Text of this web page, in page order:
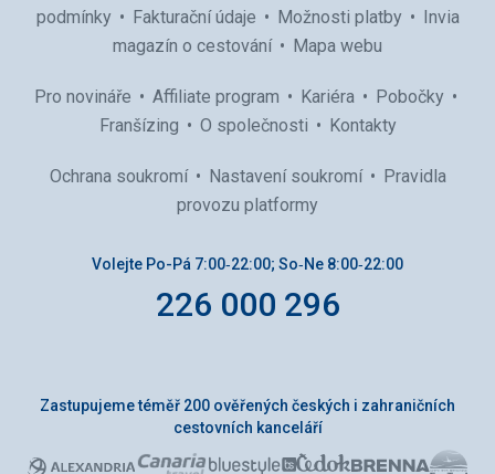
podmínky
Fakturační údaje Možnosti platby
Invia
magazín o cestování
Mapa webu
Pro novináře Affiliate program Kariéra
Pobočky
Franšízing
O společnosti Kontakty
Ochrana soukromí Nastavení soukromí
Pravidla
provozu platformy
Volejte Po-Pá 7:00‑22:00; So‑Ne 8:00‑22:00
226 000 296
Zastupujeme téměř 200 ověřených českých i zahraničních
cestovních kanceláří